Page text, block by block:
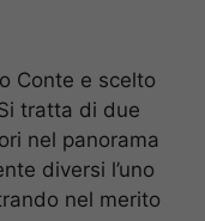
Conte e scelto
tratta di due
nel panorama
diversi l’uno
nel merito